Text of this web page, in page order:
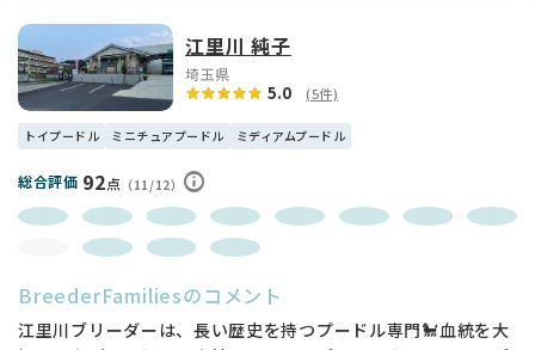
江里川 純子
埼玉県
5.0 (5件)
トイプードル ミニチュアプードル ミディアムプードル
総合評価 92点 （11/12）
BreederFamiliesのコメント
江里川ブリーダーは、長い歴史を持つプードル専門🐩血統を大